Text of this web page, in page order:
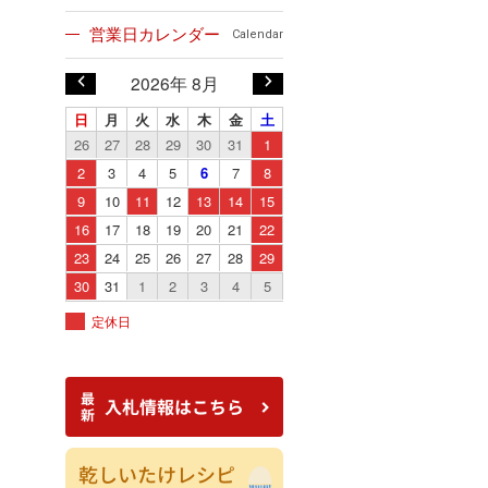
営業日カレンダー Calendar
2026年 8月
日 月 火 水 木 金
土
26
27 28 29 30 31
1
2
3 4 5 6 7
8
9
10 11 12 13 14
15
16
17 18 19 20 21
22
23
24 25 26 27 28
29
30
31 1 2 3 4 5
定休日